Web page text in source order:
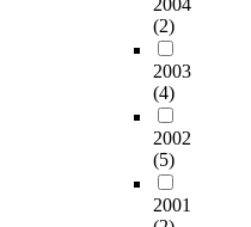
2004
(2)
2003
(4)
2002
(5)
2001